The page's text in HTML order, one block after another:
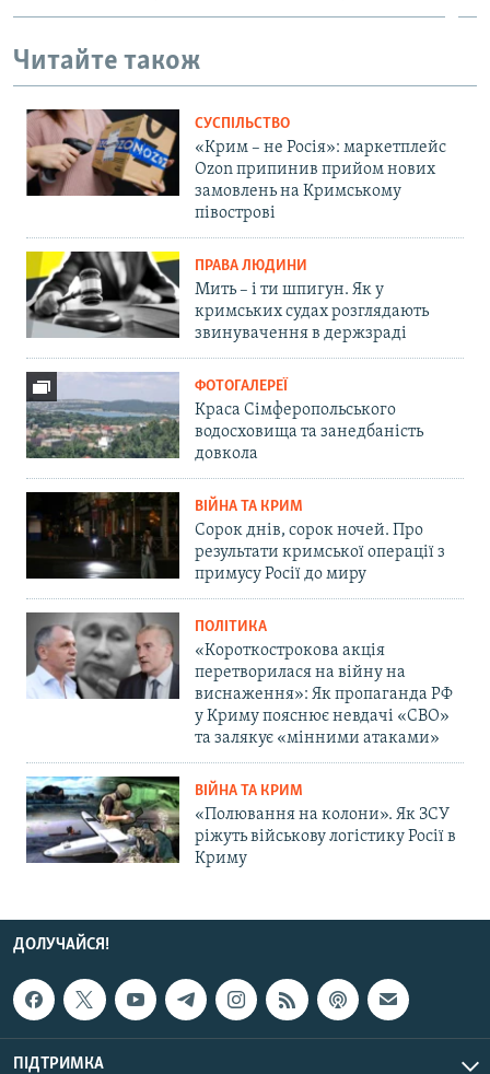
Читайте також
СУСПІЛЬСТВО
«Крим – не Росія»: маркетплейс
Ozon припинив прийом нових
замовлень на Кримському
півострові
ПРАВА ЛЮДИНИ
Мить – і ти шпигун. Як у
кримських судах розглядають
звинувачення в держзраді
ФОТОГАЛЕРЕЇ
Краса Сімферопольського
водосховища та занедбаність
довкола
ВІЙНА ТА КРИМ
Сорок днів, сорок ночей. Про
результати кримської операції з
примусу Росії до миру
ПОЛІТИКА
«Короткострокова акція
перетворилася на війну на
виснаження»: Як пропаганда РФ
у Криму пояснює невдачі «СВО»
та залякує «мінними атаками»
ВІЙНА ТА КРИМ
«Полювання на колони». Як ЗСУ
ріжуть військову логістику Росії в
Криму
ДОЛУЧАЙСЯ!
ПІДТРИМКА